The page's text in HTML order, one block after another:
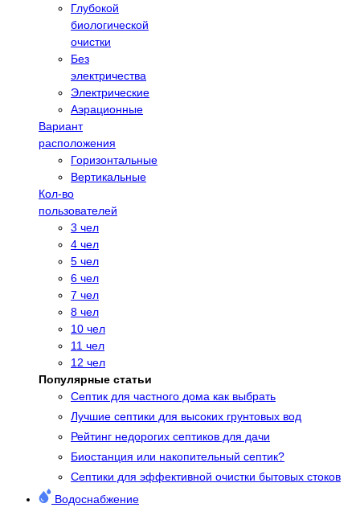
Глубокой
биологической
очистки
Без
электричества
Электрические
Аэрационные
Вариант
расположения
Горизонтальные
Вертикальные
Кол-во
пользователей
3 чел
4 чел
5 чел
6 чел
7 чел
8 чел
10 чел
11 чел
12 чел
Популярные статьи
Cептик для частного дома как выбрать
Лучшие септики для высоких грунтовых вод
Рейтинг недорогих септиков для дачи
Биостанция или накопительный септик?
Септики для эффективной очистки бытовых стоков
Водоснабжение